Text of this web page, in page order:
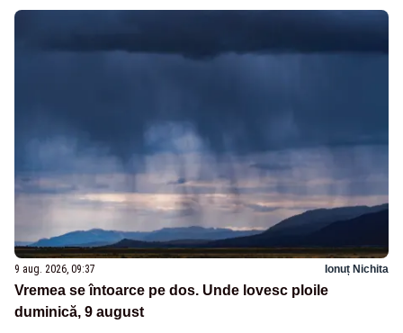
9 aug. 2026, 09:37 Ionuț Nichita
Vremea se întoarce pe dos. Unde lovesc ploile
duminică, 9 august